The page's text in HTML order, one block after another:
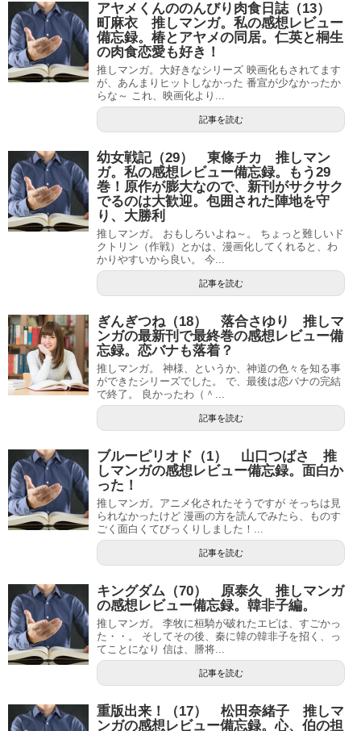
アヤメくんののんびり肉食日誌（13）
町麻衣 推しマンガ。私の感想レビュー
備忘録。椿とアヤメの同居。仁英と桐生
の肉食恋愛も好き！
推しマンガ。大好きなシリーズ 映画化もされてます
が、あんまりヒットしなかった 番宣が少なかったか
らな～ これ、映画化より...
記事を読む
幼女戦記（29） 東條チカ 推しマン
ガ。私の感想レビュー備忘録。もう29
巻！原作が膨大なので、新刊がサクサク
でるのは大歓迎。包囲された陣地を守
り、大勝利
推しマンガ。 おもしろいよね～。 ちょっと難しいド
クトリン（作戦）とかは、漫画化してくれると、わ
かりやすいから良い。 今...
記事を読む
ぎんぎつね（18） 落合さゆり 推しマ
ンガの最新刊で最終巻の感想レビュー備
忘録。恋バナも落着？
推しマンガ。 神様、というか、神道の色々を知る事
ができたシリーズでした。 で、最後は恋バナの完結
で終了。 良かったわ（＾...
記事を読む
ブルーピリオド（1） 山口つばさ 推
しマンガの感想レビュー備忘録。面白か
った！
推しマンガ。アニメ化されたそうですが そっちは見
られなかったけど 漫画の方を読んでみたら、ものす
ごく面白くてびっくりしました！...
記事を読む
キングダム（70） 原泰久 推しマンガ
の感想レビュー備忘録。韓非子編。
推しマンガ。 李牧に桓騎が破れたエピは、すごかっ
た・・。 そしてその後、秦に韓の韓非子を招く、っ
てことになり 信は、謄将...
記事を読む
重版出来！（17） 松田奈緒子 推しマ
ンガの感想レビュー備忘録。心、伯の担